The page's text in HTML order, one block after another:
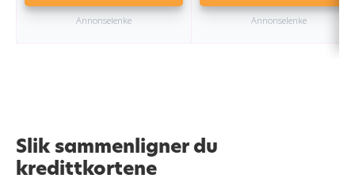
Annonselenke Annonselenke
Slik sammenligner du
kredittkortene